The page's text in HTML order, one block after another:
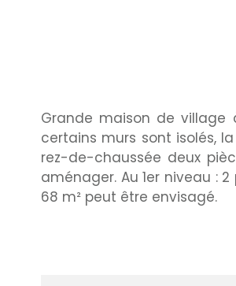
Grande maison de
certains murs sont isolés,
rez-de-chaussée deux
aménager. Au 1er niveau :
68 m² peut être envisagé.